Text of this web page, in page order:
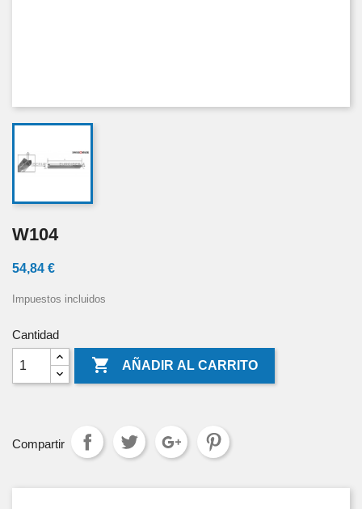
W104
54,84 €
Impuestos incluidos
Cantidad
 AÑADIR AL CARRITO
Compartir